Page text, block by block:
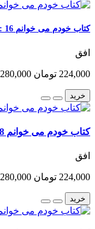
کتاب خودم می خوانم 16 : بادام شیرین
افق
224,000 تومان 280,000 تومان
خرید
کتاب خودم می خوانم 18 : اتو
افق
224,000 تومان 280,000 تومان
خرید